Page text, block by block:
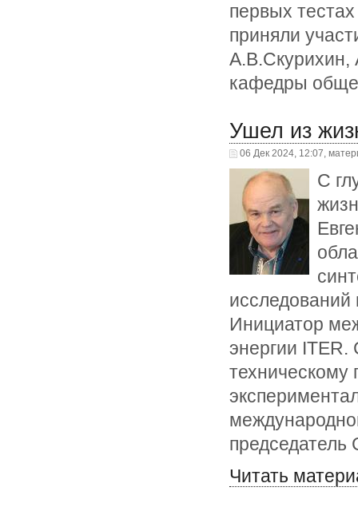
первых
приняли
А.В.Скурихин,
кафедры
Ушел из
06 Дек 2024, 12:07,
С
Инициатор
энергии ITER.
техническому
председатель
Читать